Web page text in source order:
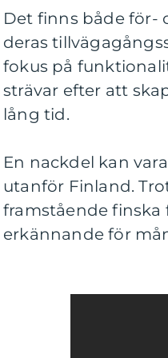
Det finns både för-
deras
fokus på
strävar efter att
lång tid.
En nackdel kan
utanför Finland.
framstående
erkännande för